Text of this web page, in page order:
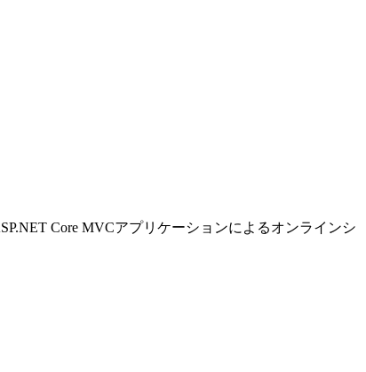
Core MVCアプリケーションによるオンラインシ